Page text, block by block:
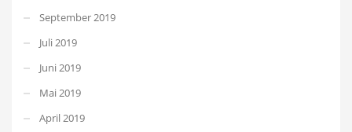
September 2019
Juli 2019
Juni 2019
Mai 2019
April 2019